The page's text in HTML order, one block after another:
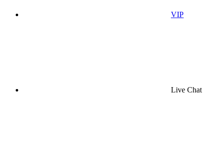
VIP
Live Chat